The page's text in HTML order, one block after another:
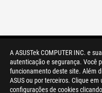
A ASUSTek COMPUTER INC. e
autenticação e segurança. Você
funcionamento deste site. Além
ASUS ou por terceiros. Clique
configurações de cookies
GAMING